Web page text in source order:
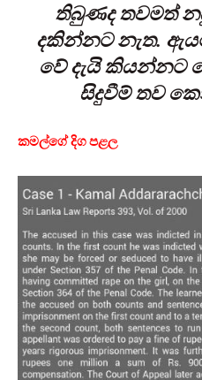
තිබුණද තවමත්
දකින්නට නැත.
වේ දැයි කියන්නට
සිදුවීම් තව
කමල්ගේ දිග පළල